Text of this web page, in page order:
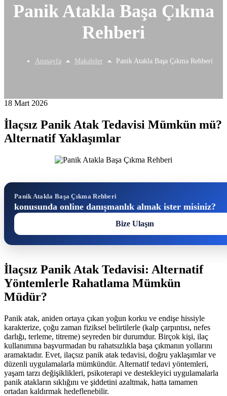
Panik Atakla Başa Çıkma
Rehberi
Anasayfa Makaleler Panik Atakla Başa Çıkma Rehberi
18 Mart 2026
İlaçsız Panik Atak Tedavisi Mümkün mü?
Alternatif Yaklaşımlar
Panik Atakla Başa Çıkma Rehberi
konusunda online danışmanlık almak ister misiniz?
Bize Ulaşın
İlaçsız Panik Atak Tedavisi: Alternatif
Yöntemlerle Rahatlama Mümkün
Müdür?
Panik atak, aniden ortaya çıkan yoğun korku ve endişe hissiyle
karakterize, çoğu zaman fiziksel belirtilerle (kalp çarpıntısı, nefes
darlığı, terleme, titreme) seyreden bir durumdur. Birçok kişi, ilaç
kullanımına başvurmadan bu rahatsızlıkla başa çıkmanın yollarını
aramaktadır. Evet, ilaçsız panik atak tedavisi, doğru yaklaşımlar ve
düzenli uygulamalarla mümkündür. Alternatif tedavi yöntemleri,
yaşam tarzı değişiklikleri, psikoterapi ve destekleyici uygulamalarla
panik atakların sıklığını ve şiddetini azaltmak, hatta tamamen
ortadan kaldırmak hedeflenebilir.